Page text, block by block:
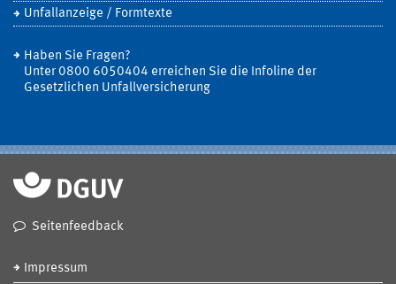
Unfallanzeige / Formtexte
Haben Sie Fragen?
Unter 0800 6050404 erreichen Sie die Infoline der
Gesetzlichen Unfallversicherung
Seitenfeedback
Impressum